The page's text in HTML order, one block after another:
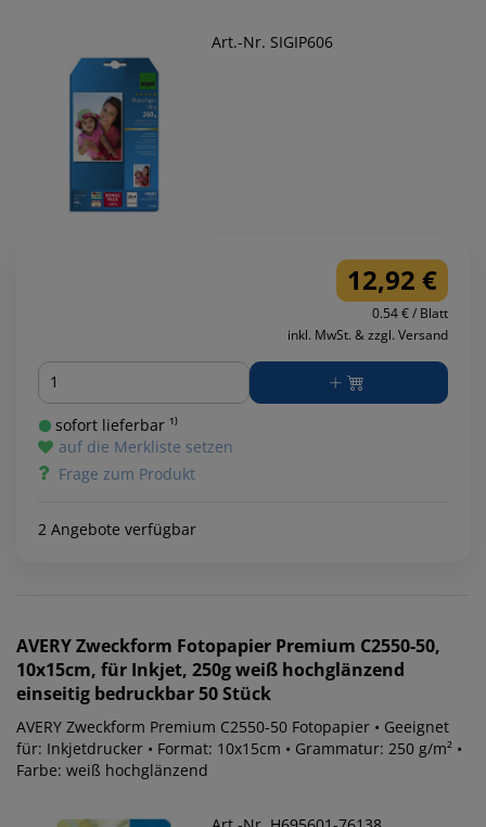
Art.-Nr. SIGIP606
12,92 €
0.54 € / Blatt
inkl. MwSt. & zzgl. Versand
Menge
sofort lieferbar ¹⁾
auf die Merkliste setzen
Frage zum Produkt
2 Angebote verfügbar
AVERY Zweckform Fotopapier Premium C2550-50,
10x15cm, für Inkjet, 250g weiß hochglänzend
einseitig bedruckbar 50 Stück
AVERY Zweckform Premium C2550-50 Fotopapier • Geeignet
für: Inkjetdrucker • Format: 10x15cm • Grammatur: 250 g/m² •
Farbe: weiß hochglänzend